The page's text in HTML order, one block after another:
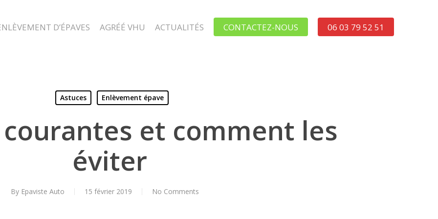
D’ÉPAVES AGRÉÉ VHU ACTUALITÉS CONTACTEZ-NOUS 06 03 79 52 51
Astuces Enlèvement épave
et comment les
éviter
By Epaviste Auto 15 février 2019 No Comments